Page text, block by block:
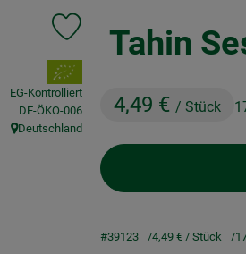
Tahin
4,49 € / Stück
Produkt zu Favouriten hinzufügen
, Verband:
EG-Kontrolliert
, Kontrollstelle:
DE-ÖKO-006
, Herkunft:
Deutschland
#39123 4,49 € / Stück